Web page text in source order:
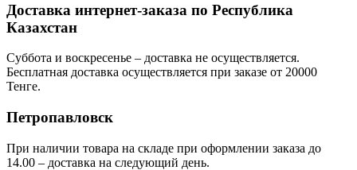
Доставка интернет-заказа по Республика
Казахстан
Суббота и воскресенье – доставка не осуществляется.
Бесплатная доставка осуществляется при заказе от 20000
Тенге.
Петропавловск
При наличии товара на складе при оформлении заказа до
14.00 – доставка на следующий день.